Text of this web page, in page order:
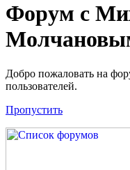
Форум с
Добро пожаловать на
пользователей.
Пропустить